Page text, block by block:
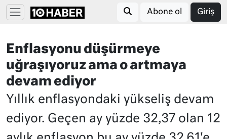
Abone ol Giriş
Enflasyonu düşürmeye
uğraşıyoruz ama o artmaya
devam ediyor
Yıllık enflasyondaki yükseliş devam
ediyor. Geçen ay yüzde 32,37 olan 12